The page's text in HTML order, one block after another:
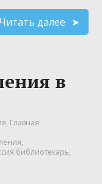
Читать далее
в
, Главная
,
библиотекарь,